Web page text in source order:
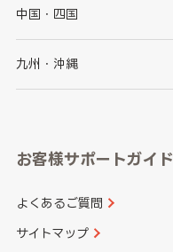
千葉県
神奈川県
石川県
山梨県
愛知県
大阪府
京都府
和歌山県
中国・四国
鳥取県
山口県
香川県
九州・沖縄
長崎県
大分県
お客様サポートガイド
よくあるご質問
サイトマップ